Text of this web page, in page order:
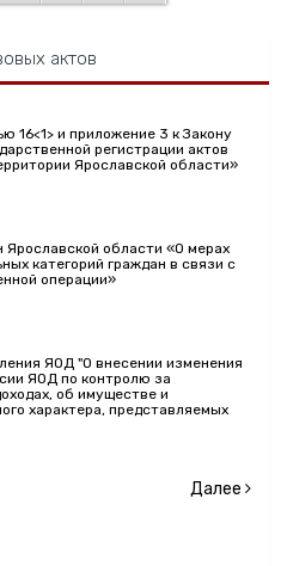
актов
16<1> и приложение 3 к Закону
регистрации актов
Ярославской области»
Ярославской области «О мерах
категорий граждан в связи с
операции»
ЯОД "О внесении изменения
ЯОД по контролю за
об имуществе и
характера, представляемых
Далее